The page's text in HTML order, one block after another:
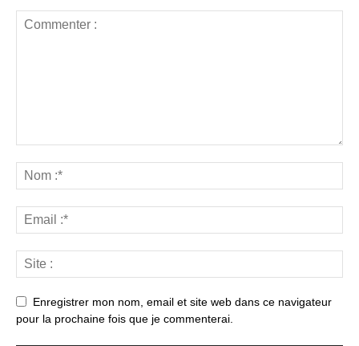
Enregistrer mon nom, email et site web dans ce navigateur
pour la prochaine fois que je commenterai.